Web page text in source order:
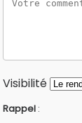
Visibilité
Rappel :